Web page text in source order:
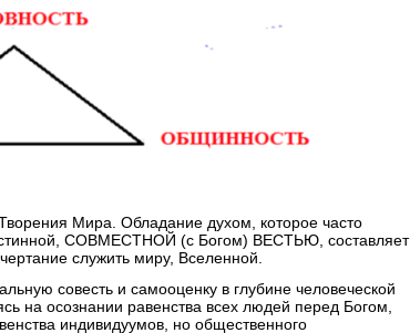
Мира. Обладание духом, которое часто
СОВМЕСТНОЙ (с Богом) ВЕСТЬЮ, составляет
служить миру, Вселенной.
совесть и самооценку в глубине человеческой
на осознании равенства всех людей перед Богом,
индивидуумов, но общественного